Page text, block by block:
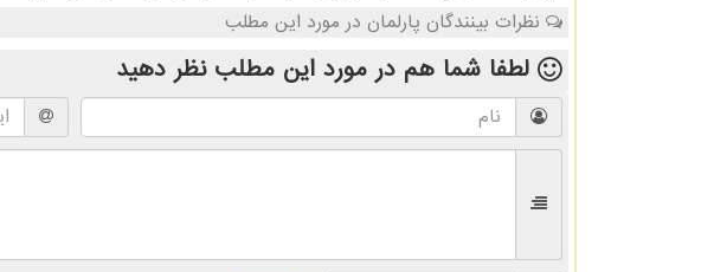
نظرات بینندگان پارلمان در مورد این مطلب
لطفا شما هم در مورد این مطلب نظر دهید